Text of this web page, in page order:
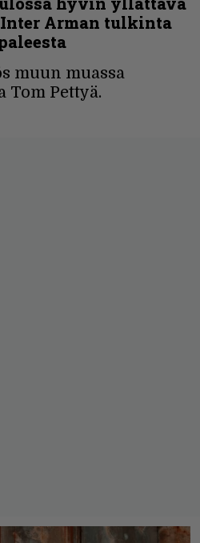
Arman tulkinta
muun muassa
Tom Pettyä.